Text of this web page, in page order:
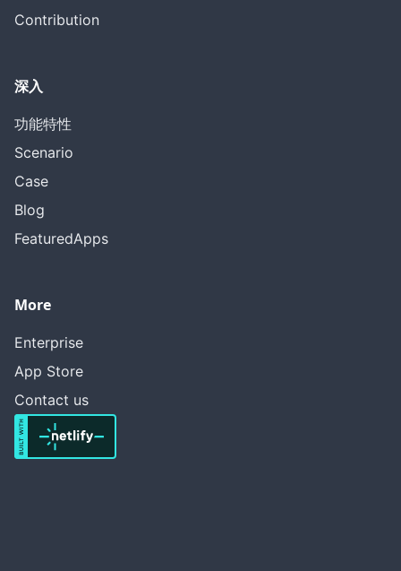
Contribution
深入
功能特性
Scenario
Case
Blog
FeaturedApps
More
Enterprise
App Store
Contact us